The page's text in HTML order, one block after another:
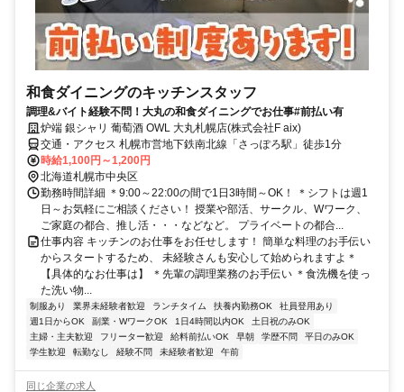
和食ダイニングのキッチンスタッフ
調理&バイト経験不問！大丸の和食ダイニングでお仕事#前払い有
炉端 銀シャリ 葡萄酒 OWL 大丸札幌店(株式会社F aix)
交通・アクセス 札幌市営地下鉄南北線「さっぽろ駅」徒歩1分
時給1,100円～1,200円
北海道札幌市中央区
勤務時間詳細 ＊9:00～22:00の間で1日3時間～OK！ ＊シフトは週1
日～お気軽にご相談ください！ 授業や部活、サークル、Wワーク、
ご家庭の都合、推し活・・・などなど。 プライベートの都合...
仕事内容 キッチンのお仕事をお任せします！ 簡単な料理のお手伝い
からスタートするため、 未経験さんも安心して始められますよ＊
【具体的なお仕事は】 ＊先輩の調理業務のお手伝い ＊食洗機を使っ
た洗い物...
制服あり 業界未経験者歓迎 ランチタイム 扶養内勤務OK
社員登用あり
週1日からOK
副業・WワークOK 1日4時間以内OK
土日祝のみOK
主婦・主夫歓迎
フリーター歓迎 給料前払いOK 早朝 学歴不問
平日のみOK
学生歓迎
転勤なし 経験不問 未経験者歓迎 午前
同じ企業の求人